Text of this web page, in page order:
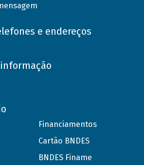
e endereços
Financiamentos
Cartão BNDES
BNDES Finame